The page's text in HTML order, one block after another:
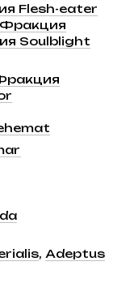
Flesh-eater
Фракция
Soulblight
, Adeptus